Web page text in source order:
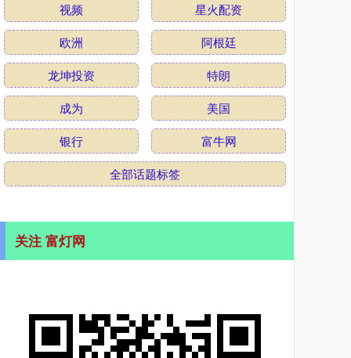
视频
星火配资
欧洲
阿根廷
龙坤投资
特朗
成为
美国
银行
富牛网
全部话题标签
关注 富灯网